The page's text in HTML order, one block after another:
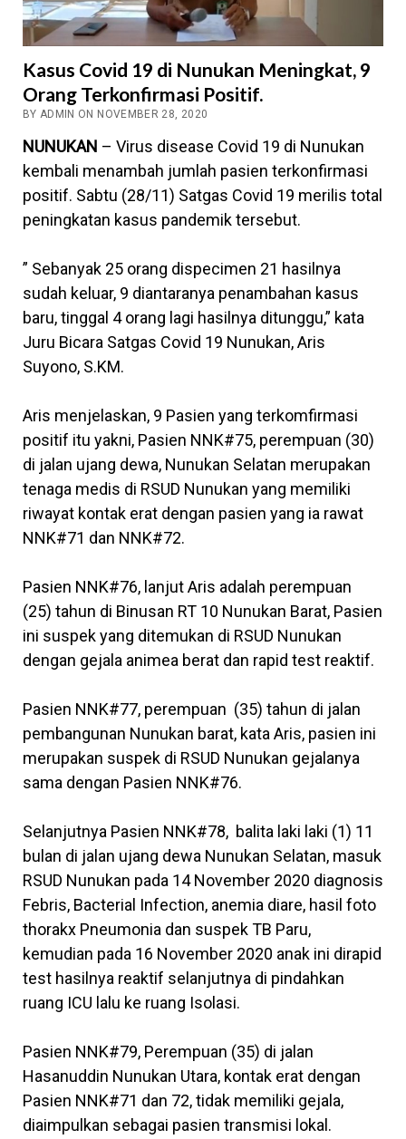
Kasus Covid 19 di Nunukan Meningkat, 9
Orang Terkonfirmasi Positif.
BY ADMIN ON NOVEMBER 28, 2020
NUNUKAN – Virus disease Covid 19 di Nunukan
kembali menambah jumlah pasien terkonfirmasi
positif. Sabtu (28/11) Satgas Covid 19 merilis total
peningkatan kasus pandemik tersebut.
” Sebanyak 25 orang dispecimen 21 hasilnya
sudah keluar, 9 diantaranya penambahan kasus
baru, tinggal 4 orang lagi hasilnya ditunggu,” kata
Juru Bicara Satgas Covid 19 Nunukan, Aris
Suyono, S.KM.
Aris menjelaskan, 9 Pasien yang terkomfirmasi
positif itu yakni, Pasien NNK#75, perempuan (30)
di jalan ujang dewa, Nunukan Selatan merupakan
tenaga medis di RSUD Nunukan yang memiliki
riwayat kontak erat dengan pasien yang ia rawat
NNK#71 dan NNK#72.
Pasien NNK#76, lanjut Aris adalah perempuan
(25) tahun di Binusan RT 10 Nunukan Barat, Pasien
ini suspek yang ditemukan di RSUD Nunukan
dengan gejala animea berat dan rapid test reaktif.
Pasien NNK#77, perempuan (35) tahun di jalan
pembangunan Nunukan barat, kata Aris, pasien ini
merupakan suspek di RSUD Nunukan gejalanya
sama dengan Pasien NNK#76.
Selanjutnya Pasien NNK#78, balita laki laki (1) 11
bulan di jalan ujang dewa Nunukan Selatan, masuk
RSUD Nunukan pada 14 November 2020 diagnosis
Febris, Bacterial Infection, anemia diare, hasil foto
thorakx Pneumonia dan suspek TB Paru,
kemudian pada 16 November 2020 anak ini dirapid
test hasilnya reaktif selanjutnya di pindahkan
ruang ICU lalu ke ruang Isolasi.
Pasien NNK#79, Perempuan (35) di jalan
Hasanuddin Nunukan Utara, kontak erat dengan
Pasien NNK#71 dan 72, tidak memiliki gejala,
diaimpulkan sebagai pasien transmisi lokal.